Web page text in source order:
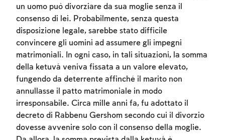
un uomo può divorziare da sua moglie senza il
consenso di lei. Probabilmente, senza questa
disposizione legale, sarebbe stato difficile
convincere gli uomini ad assumere gli impegni
matrimoniali. In ogni caso, in tali situazioni, la somma
della ketuvá veniva fissata a un valore elevato,
fungendo da deterrente affinché il marito non
annullasse il patto matrimoniale in modo
irresponsabile. Circa mille anni fa, fu adottato il
decreto di Rabbenu Gershom secondo cui il divorzio
dovesse avvenire solo con il consenso della moglie.